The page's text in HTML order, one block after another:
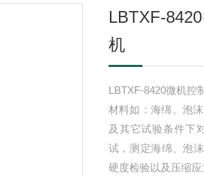
LBTXF-
机
LBTXF-8420微机控
材料如：海绵、泡
及其它试验条件下
试，测定海绵、泡
硬度检验以及压缩应